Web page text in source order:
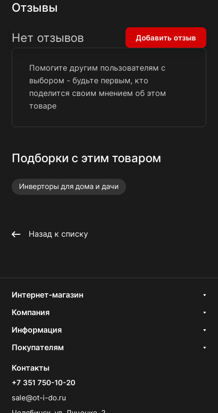
Отзывы
Помогите другим пользователям с
выбором - будьте первым, кто
поделится своим мнением об этом
товаре
Нет отзывов Добавить отзыв
Подборки с этим товаром
Инверторы для дома и дачи
Назад к списку
Интернет-магазин
Компания
Информация
Покупателям
Контакты
+7 351 750-10-20
sale@ot-i-do.ru